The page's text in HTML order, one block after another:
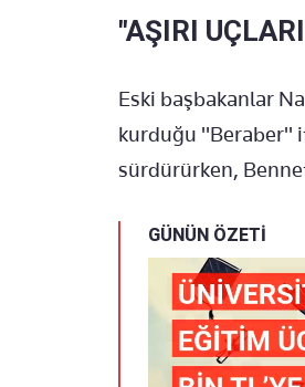
"AŞIRI
Eski başbakanlar
kurduğu "Beraber"
sürdürürken,
GÜNÜN ÖZETİ